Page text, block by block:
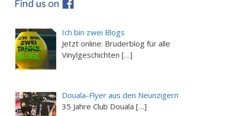
Ich bin zwei Blogs
Jetzt online: Bruderblog für alle
Vinylgeschichten […]
Douala-Flyer aus den Neunzigern
35 Jahre Club Douala […]